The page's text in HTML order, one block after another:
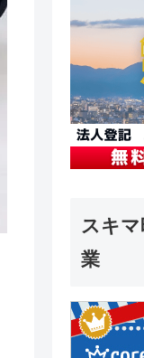
スキ
業